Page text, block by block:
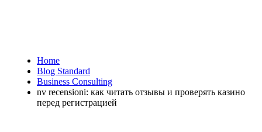
Home
Blog Standard
Business Consulting
nv recensioni: как читать отзывы и проверять казино
перед регистрацией